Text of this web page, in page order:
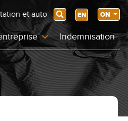
Indemnisation
et auto Search EN ON